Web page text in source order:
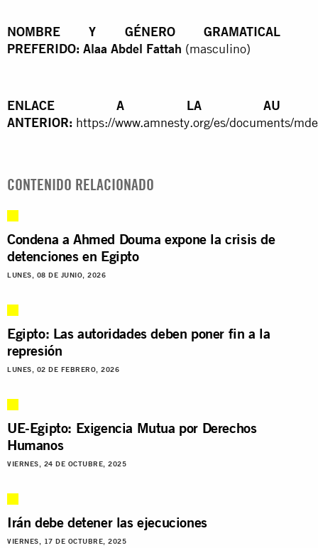
NOMBRE Y GÉNERO GRAMATICAL
PREFERIDO: Alaa Abdel Fattah (masculino)
ENLACE A LA AU
ANTERIOR: https://www.amnesty.org/es/documents/
CONTENIDO RELACIONADO
Condena a Ahmed Douma expone la crisis de
detenciones en Egipto
LUNES, 08 DE JUNIO, 2026
Egipto: Las autoridades deben poner fin a la
represión
LUNES, 02 DE FEBRERO, 2026
UE-Egipto: Exigencia Mutua por Derechos
Humanos
VIERNES, 24 DE OCTUBRE, 2025
Irán debe detener las ejecuciones
VIERNES, 17 DE OCTUBRE, 2025